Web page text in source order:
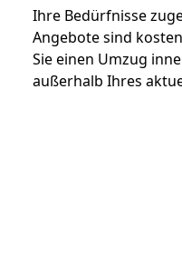
Ihre Bedürfnisse
Angebote sind
Sie einen Umzug
außerhalb Ihres